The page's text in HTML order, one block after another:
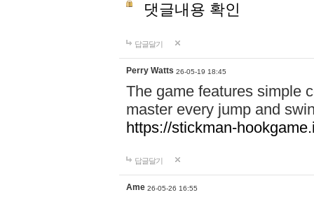
댓글내용 확인
답글달기
Perry Watts 26-05-19 18:45
The game features simple
master every jump and
https://stickman-
답글달기
Ame 26-05-26 16:55